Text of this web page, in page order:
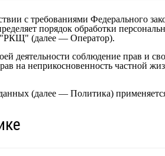
с требованиями Федерального
порядок обработки
"РКЩ" (далее — Оператор).
деятельности соблюдение прав и
на неприкосновенность частной
(далее — Политика)